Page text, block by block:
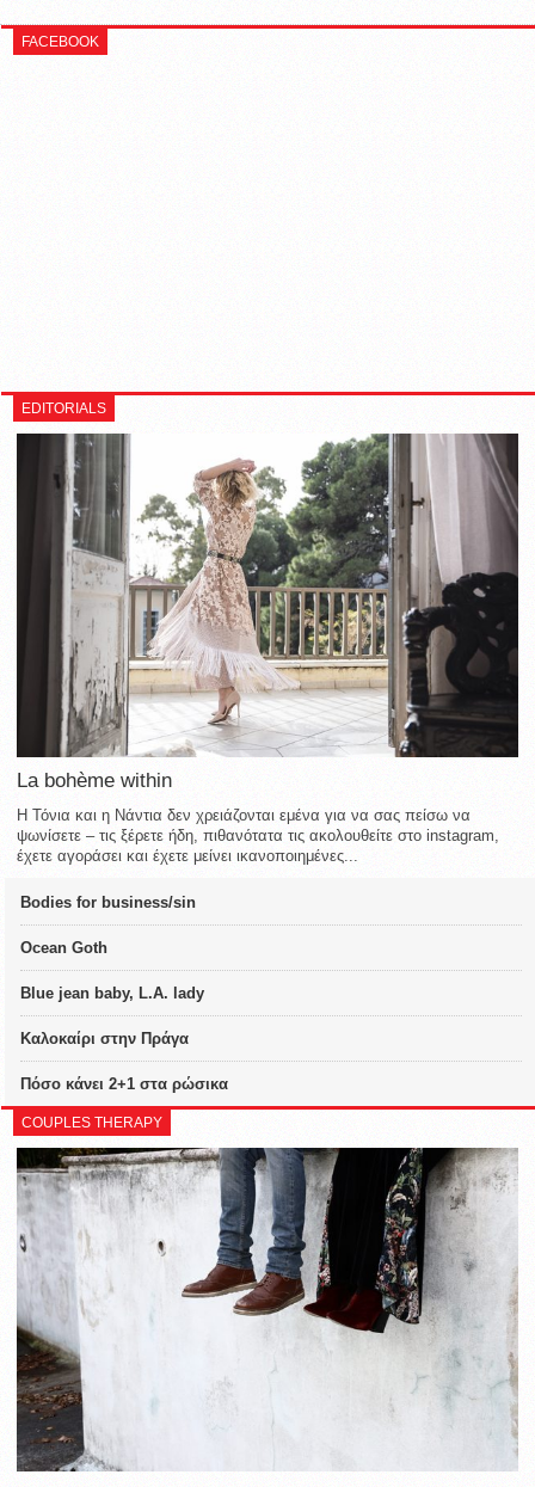
FACEBOOK
EDITORIALS
La bohème within
Η Τόνια και η Νάντια δεν χρειάζονται εμένα για να σας πείσω να
ψωνίσετε – τις ξέρετε ήδη, πιθανότατα τις ακολουθείτε στο instagram,
έχετε αγοράσει και έχετε μείνει ικανοποιημένες...
Bodies for business/sin
Ocean Goth
Blue jean baby, L.A. lady
Καλοκαίρι στην Πράγα
Πόσο κάνει 2+1 στα ρώσικα
COUPLES THERAPY